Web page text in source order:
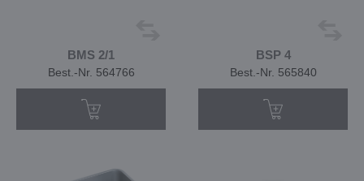
BMS 2/1
Best.-Nr. 564766
BSP 4
Best.-Nr. 565840